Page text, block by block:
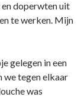
doperwten uit
te werken. Mijn
gelegen in een
we tegen elkaar
was